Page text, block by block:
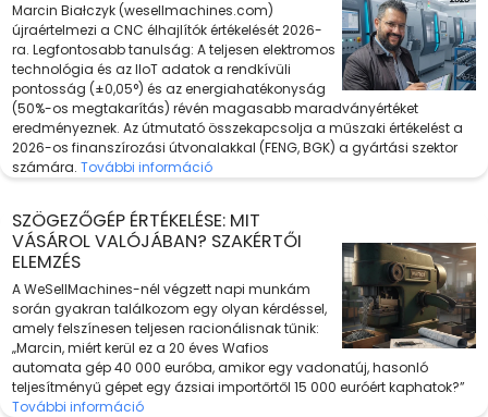
Marcin Białczyk (wesellmachines.com)
újraértelmezi a CNC élhajlítók értékelését 2026-
ra. Legfontosabb tanulság: A teljesen elektromos
technológia és az IIoT adatok a rendkívüli
pontosság (±0,05°) és az energiahatékonyság
(50%-os megtakarítás) révén magasabb maradványértéket
eredményeznek. Az útmutató összekapcsolja a műszaki értékelést a
2026-os finanszírozási útvonalakkal (FENG, BGK) a gyártási szektor
számára. További információ
SZÖGEZŐGÉP ÉRTÉKELÉSE: MIT
VÁSÁROL VALÓJÁBAN? SZAKÉRTŐI
ELEMZÉS
A WeSellMachines-nél végzett napi munkám
során gyakran találkozom egy olyan kérdéssel,
amely felszínesen teljesen racionálisnak tűnik:
„Marcin, miért kerül ez a 20 éves Wafios
automata gép 40 000 euróba, amikor egy vadonatúj, hasonló
teljesítményű gépet egy ázsiai importőrtől 15 000 euróért kaphatok?”
További információ